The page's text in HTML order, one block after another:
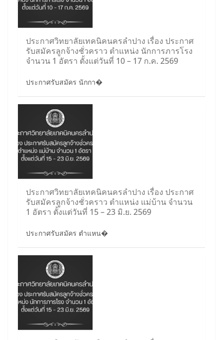
ประกาศวิทยาลัยเทคนิคนครลำปาง เรื่อง ประกาศ
รับสมัครลูกจ้างชั่วคราว ตำแหน่ง นักการภารโรง
จำนวน 1 อัตรา ตั้งแต่วันที่ 10 – 17 ก.ค. 2569
ประกาศรับสมัคร นักกา�
ประกาศวิทยาลัยเทคนิคนครลำปาง เรื่อง ประกาศ
รับสมัครลูกจ้างชั่วคราว ตำแหน่ง แม่บ้าน จำนวน
1 อัตรา ตั้งแต่วันที่ 15 – 23 มิ.ย. 2569
ประกาศรับสมัคร ตำแหน�